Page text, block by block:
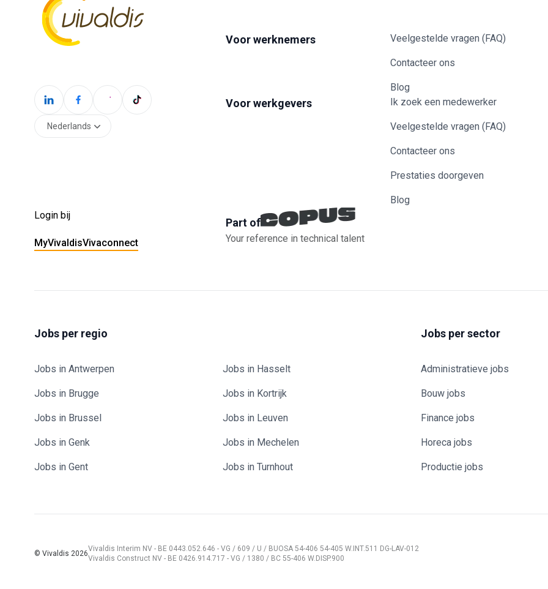
Nederlands
Login bij
MyVivaldisVivaconnect
Voor werknemers Veelgestelde vragen (FAQ)
Contacteer ons
Blog
Voor werkgevers Ik zoek een medewerker
Veelgestelde vragen (FAQ)
Contacteer ons
Prestaties doorgeven
Blog
Part of
Your reference in technical talent
Jobs per regio
Jobs in Antwerpen
Jobs in Brugge
Jobs in Brussel
Jobs in Genk
Jobs in Gent
Jobs in Hasselt
Jobs in Kortrijk
Jobs in Leuven
Jobs in Mechelen
Jobs in Turnhout
Jobs per sector
Administratieve jobs
Bouw jobs
Finance jobs
Horeca jobs
Productie jobs
© Vivaldis 2026
Vivaldis Interim NV - BE 0443.052.646 - VG / 609 / U / BUOSA 54-406 54-405 W.INT.511 DG-LAV-012
Vivaldis Construct NV - BE 0426.914.717 - VG / 1380 / BC 55-406 W.DISP.900